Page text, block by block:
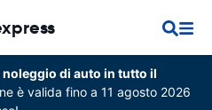
di auto in tutto il
è valida fino a 11 agosto 2026